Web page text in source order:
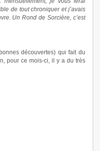
de tout chroniquer et j’avais
Un Rond de Sorcière, c’est
découvertes) qui fait du
pour ce mois-ci, il y a du très